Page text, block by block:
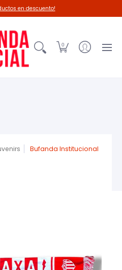
Necaxa
en descuento!
0
Bufanda Institucional